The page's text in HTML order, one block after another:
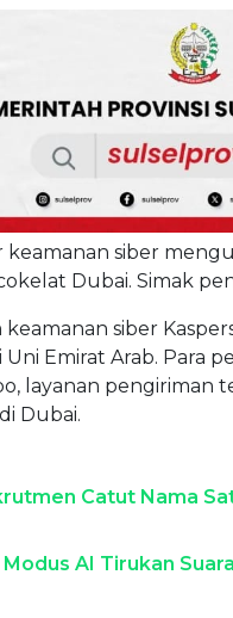
keamanan siber
Dubai. Simak
keamanan siber
Emirat Arab. Para
layanan pengiriman
Dubai.
Catut Nama
AI Tirukan